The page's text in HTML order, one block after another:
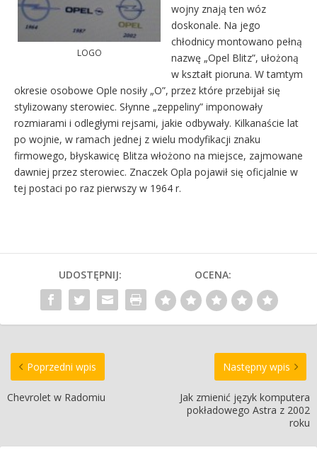
LOGO
wojny znają ten wóz
doskonale. Na jego
chłodnicy montowano pełną
nazwę „Opel Blitz”, ułożoną
w kształt pioruna. W tamtym
okresie osobowe Ople nosiły „O”, przez które przebijał się
stylizowany sterowiec. Słynne „zeppeliny” im­ponowały
rozmiarami i odległymi rejsami, jakie odbywały. Kilkanaście lat
po wojnie, w ramach jed­nej z wielu modyfikacji znaku
firmowego, błyskawicę Blitza włożono na miejsce, zajmowane
daw­niej przez sterowiec. Znaczek Opla pojawił się oficjalnie w
tej postaci po raz pierwszy w 1964 r.
UDOSTĘPNIJ: OCENA:
Poprzedni wpis
Chevrolet w Radomiu
Następny wpis
Jak zmienić język komputera
pokładowego Astra z 2002
roku